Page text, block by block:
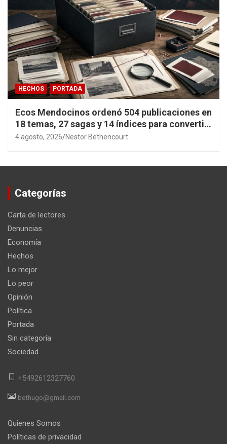
HECHOS PORTADA
Ecos Mendocinos ordenó 504 publicaciones en
18 temas, 27 sagas y 14 índices para convertir
años de investigación en memoria pública
4 agosto, 2026 Nestor Bethencourt
Categorías
Carta de lectores
Denuncias
Economía
Hechos
Lo mejor
Lo peor
Opinión
Política
Portada
Sin categoría
Sociedad
+5492612327760
bethugo@gmail.com
Quienes Somos
Políticas de privacidad